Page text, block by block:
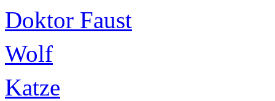
Doktor Faust
Wolf
Katze